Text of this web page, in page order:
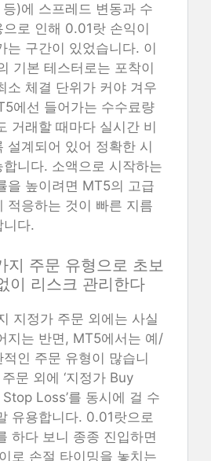
)에 스프레드 변동과 수
로 인해 0.01랏 손익이
는 구간이 있었습니다. 이
기본 테스터로는 포착이
소 체결 단위가 커야 겨우
에선 들어가는 수수료량
거래할 때마다 실시간 비
설계되어 있어 정확한 시
니다. 소액으로 시작하는
을 높이려면 MT5의 고급
적응하는 것이 빠른 지름
니다.
지 주문 유형으로 초보
이 리스크 관리한다
지정가 주문 외에는 사실
지는 반면, MT5에서는 예/
인 주문 유형이 많습니
문 외에 ‘지정가 Buy
Stop Loss’를 동시에 걸 수
유용합니다. 0.01랏으로
하다 보니 종종 진입하면
로 손절 타이밍을 놓치는